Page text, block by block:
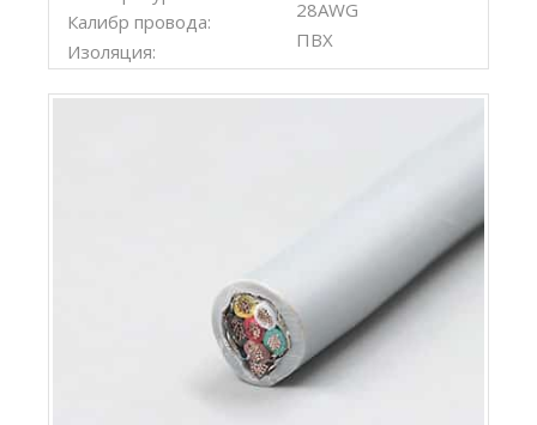
Калибр провода:
Изоляция:
28AWG
ПВХ